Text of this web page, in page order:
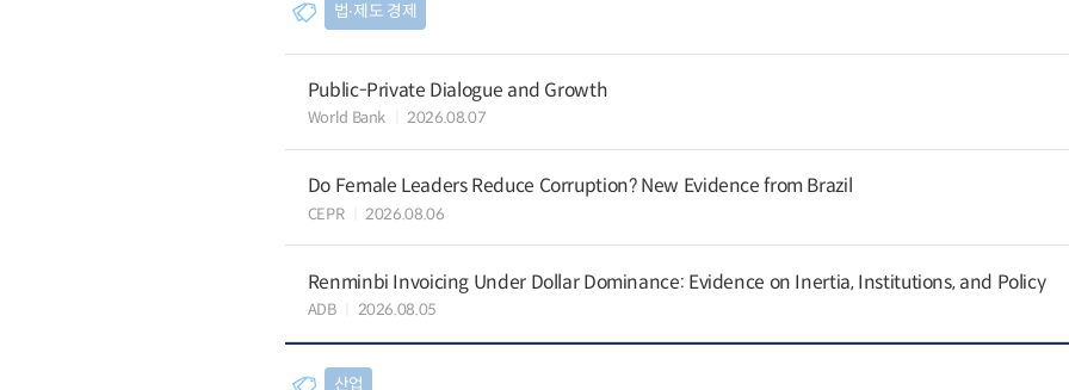
법∙제도 경제
Public-Private Dialogue and Growth
World Bank 2026.08.07
Do Female Leaders Reduce Corruption? New Evidence from Brazil
CEPR 2026.08.06
Renminbi Invoicing Under Dollar Dominance: Evidence on Inertia, Institutions, and Policy
ADB 2026.08.05
산업